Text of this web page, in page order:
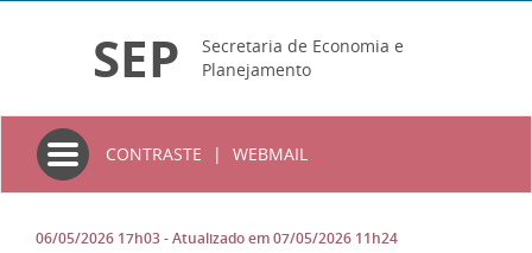
SEP
Secretaria de Economia e
Planejamento
Toggle
navigation
CONTRASTE | WEBMAIL
06/05/2026 17h03- Atualizado em07/05/2026 11h24